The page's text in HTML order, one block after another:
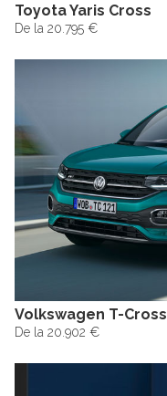
Toyota Yaris Cross
De la 20.795 €
Volkswagen T-Cross
De la 20.902 €